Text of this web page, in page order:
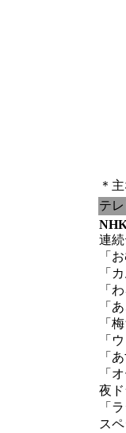
＊
テ
連
「
「
「
「
「
「
「
「
夜ド
「
ス